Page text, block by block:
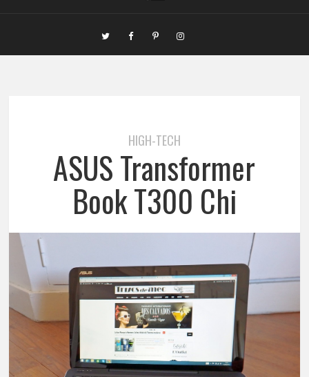
HIGH-TECH
ASUS Transformer
Book T300 Chi